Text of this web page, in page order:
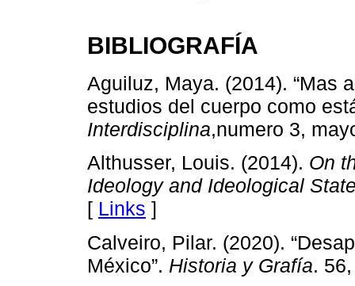
BIBLIOGRAFÍA
Aguiluz, Maya. (2014). “Mas
estudios del cuerpo como
Interdisciplina,numero 3,
Althusser, Louis. (2014). On
Ideology and Ideological
[ Links ]
Calveiro, Pilar. (2020).
México”. Historia y Grafía.